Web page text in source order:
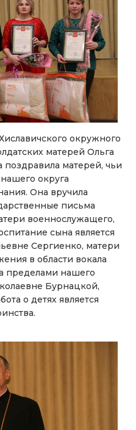
окружного
матерей Ольга
матерей, чьи
округа
Она вручила
письма
военнослужащего,
сына является
Сергиенко, матери
в области вокала
пределами нашего
Бурнацкой,
о детях является